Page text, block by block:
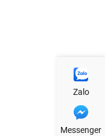
Zalo
Messenger